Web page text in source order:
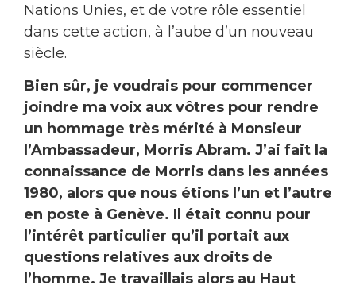
Nations Unies, et de votre rôle essentiel
dans cette action, à l’aube d’un nouveau
siècle.
Bien sûr, je voudrais pour commencer
joindre ma voix aux vôtres pour rendre
un hommage très mérité à Monsieur
l’Ambassadeur, Morris Abram. J’ai fait la
connaissance de Morris dans les années
1980, alors que nous étions l’un et l’autre
en poste à Genève. Il était connu pour
l’intérêt particulier qu’il portait aux
questions relatives aux droits de
l’homme. Je travaillais alors au Haut